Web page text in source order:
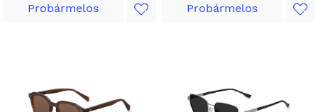
Probármelos Probármelos